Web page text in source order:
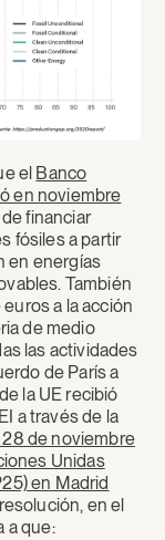
el Banco
en noviembre
financiar
fósiles a partir
en energías
También
a la acción
de medio
las actividades
de París a
la UE recibió
a través de la
de noviembre
Unidas
en Madrid
en el
a que: